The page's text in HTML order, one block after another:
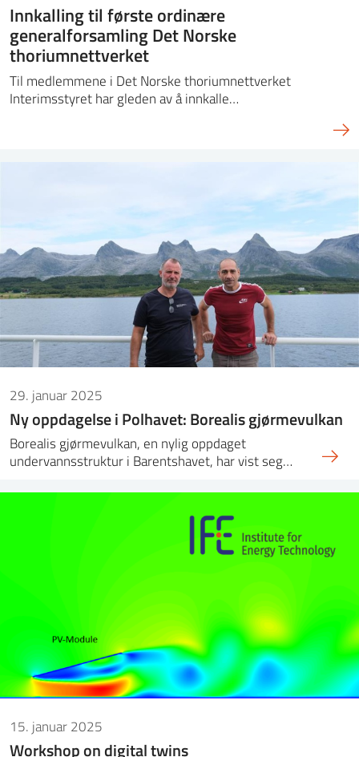
Innkalling til første ordinære
generalforsamling Det Norske
thoriumnettverket
Til medlemmene i Det Norske thoriumnettverket
Interimsstyret har gleden av å innkalle…
29. januar 2025
Ny oppdagelse i Polhavet: Borealis gjørmevulkan
Borealis gjørmevulkan, en nylig oppdaget
undervannsstruktur i Barentshavet, har vist seg…
15. januar 2025
Workshop on digital twins